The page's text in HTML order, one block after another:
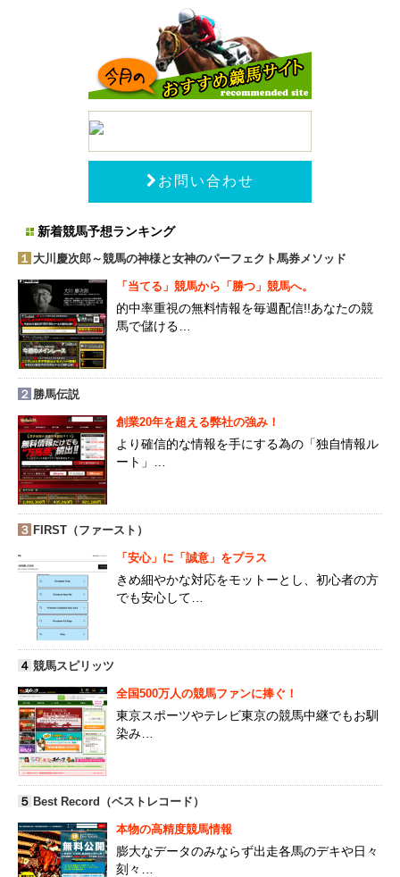
お問い合わせ
新着競馬予想ランキング
１ 大川慶次郎～競馬の神様と女神のパーフェクト馬券メソッド
「当てる」競馬から「勝つ」競馬へ。
的中率重視の無料情報を毎週配信!!あなたの競
馬で儲ける…
２ 勝馬伝説
創業20年を超える弊社の強み！
より確信的な情報を手にする為の「独自情報ル
ート」…
３ FIRST（ファースト）
「安心」に「誠意」をプラス
きめ細やかな対応をモットーとし、初心者の方
でも安心して…
４ 競馬スピリッツ
全国500万人の競馬ファンに捧ぐ！
東京スポーツやテレビ東京の競馬中継でもお馴
染み…
５ Best Record（ベストレコード）
本物の高精度競馬情報
膨大なデータのみならず出走各馬のデキや日々
刻々…